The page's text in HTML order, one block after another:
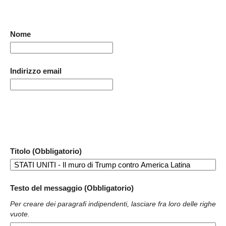
Nome
Indirizzo email
Titolo (Obbligatorio)
Testo del messaggio (Obbligatorio)
Per creare dei paragrafi indipendenti, lasciare fra loro delle righe
vuote.